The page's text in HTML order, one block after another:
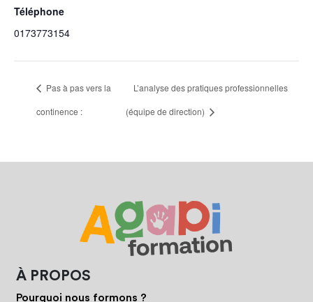
Téléphone
0173773154
Pas à pas vers la
continence :
L’analyse des pratiques professionnelles
(équipe de direction)
À PROPOS
Pourquoi nous formons ?